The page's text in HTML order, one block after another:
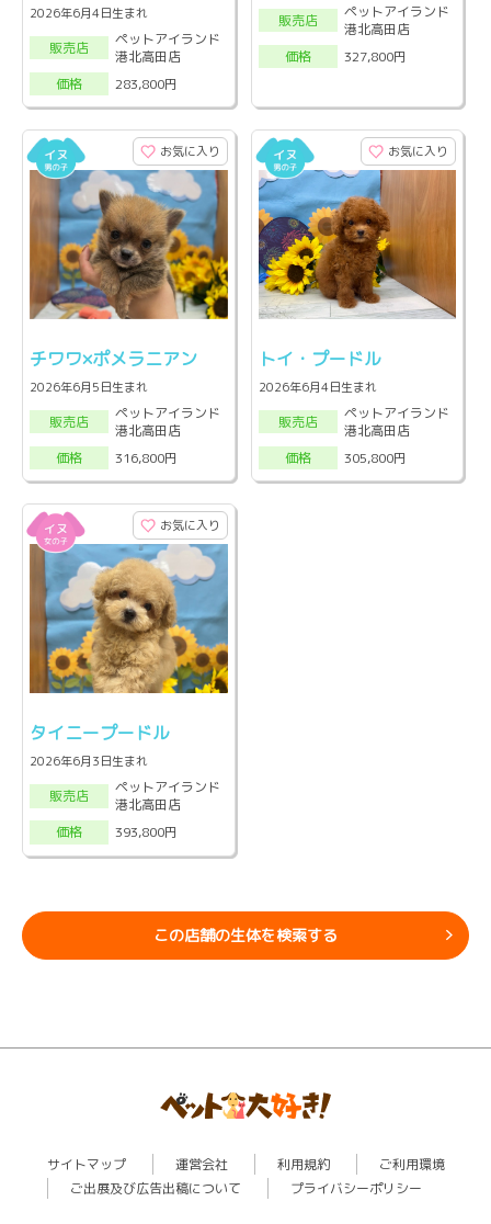
2026年6月4日生まれ
販売店
ペットアイランド
港北高田店
価格
283,800円
販売店
ペットアイランド
港北高田店
価格
327,800円
お気に入り
チワワ×ポメラニアン
2026年6月5日生まれ
販売店
ペットアイランド
港北高田店
価格
316,800円
お気に入り
トイ・プードル
2026年6月4日生まれ
販売店
ペットアイランド
港北高田店
価格
305,800円
お気に入り
タイニープードル
2026年6月3日生まれ
販売店
ペットアイランド
港北高田店
価格
393,800円
この店舗の生体を検索する
サイトマップ 運営会社 利用規約
ご利用環境
ご出展及び広告出稿について
プライバシーポリシー